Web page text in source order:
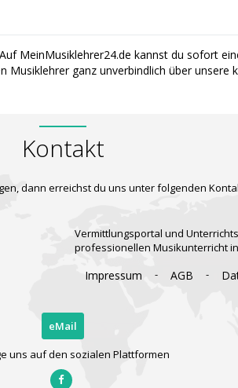
MeinMusiklehrer24.de kannst du sofort
ganz unverbindlich über unsere
Kontakt
dann erreichst du uns unter folgenden
Vermittlungsportal und
professionellen Musikunterricht
Impressum - AGB -
eMail
uns auf den sozialen Plattformen